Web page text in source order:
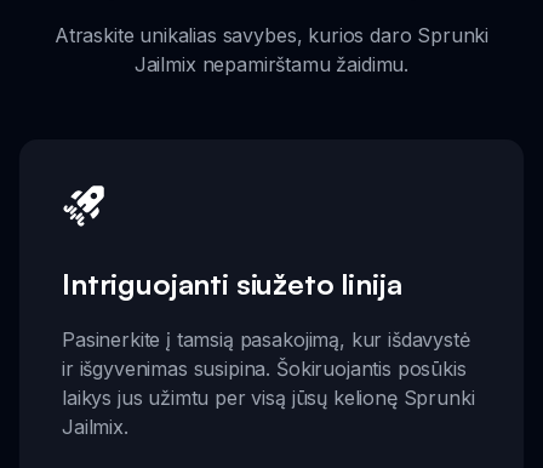
Atraskite unikalias savybes, kurios daro Sprunki
Jailmix nepamirštamu žaidimu.
Intriguojanti siužeto linija
Pasinerkite į tamsią pasakojimą, kur išdavystė
ir išgyvenimas susipina. Šokiruojantis posūkis
laikys jus užimtu per visą jūsų kelionę Sprunki
Jailmix.